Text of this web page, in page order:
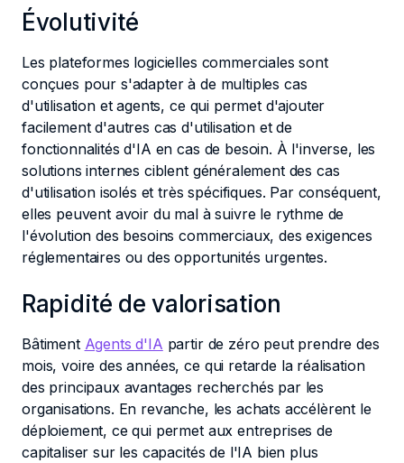
Évolutivité
Les plateformes logicielles commerciales sont
conçues pour s'adapter à de multiples cas
d'utilisation et agents, ce qui permet d'ajouter
facilement d'autres cas d'utilisation et de
fonctionnalités d'IA en cas de besoin. À l'inverse, les
solutions internes ciblent généralement des cas
d'utilisation isolés et très spécifiques. Par conséquent,
elles peuvent avoir du mal à suivre le rythme de
l'évolution des besoins commerciaux, des exigences
réglementaires ou des opportunités urgentes.
Rapidité de valorisation
Bâtiment Agents d'IA partir de zéro peut prendre des
mois, voire des années, ce qui retarde la réalisation
des principaux avantages recherchés par les
organisations. En revanche, les achats accélèrent le
déploiement, ce qui permet aux entreprises de
capitaliser sur les capacités de l'IA bien plus